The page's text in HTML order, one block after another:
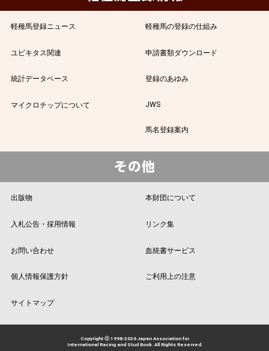
軽種馬登録ニュース 軽種馬の登録の仕組み
ユビキタス関連 申請書類ダウンロード
統計データベース 登録のあゆみ
マイクロチップについて JWS
馬名登録案内
出版物 本財団について
入札公告・採用情報 リンク集
お問い合わせ 血統書サービス
個人情報保護方針 ご利用上の注意
サイトマップ
Copyright ⓒ 1998-2026 Japan Association for
International Racing and Stud Book. All Rights Reserved.